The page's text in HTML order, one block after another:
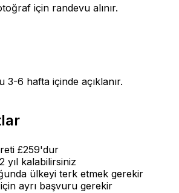
için randevu alınır.
3-6 hafta içinde açıklanır.
£259'dur
yıl kalabilirsiniz
ülkeyi terk etmek gerekir
ayrı başvuru gerekir